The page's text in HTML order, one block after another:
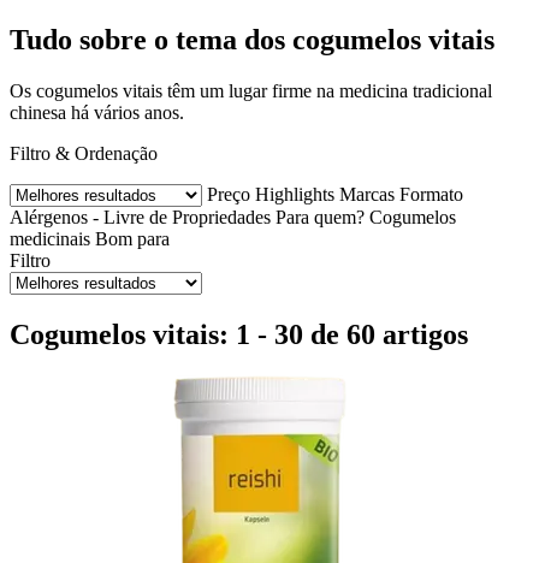
Tudo sobre o tema dos cogumelos vitais
Os cogumelos vitais têm um lugar firme na medicina tradicional
chinesa há vários anos.
Filtro & Ordenação
Preço Highlights Marcas Formato
Alérgenos - Livre de Propriedades Para quem? Cogumelos
medicinais Bom para
Filtro
Cogumelos vitais: 1 - 30 de 60 artigos